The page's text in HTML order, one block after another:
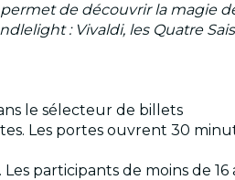
de découvrir la magie
: Vivaldi, les Quatre
le sélecteur de billets
Les portes ouvrent 30
participants de moins de